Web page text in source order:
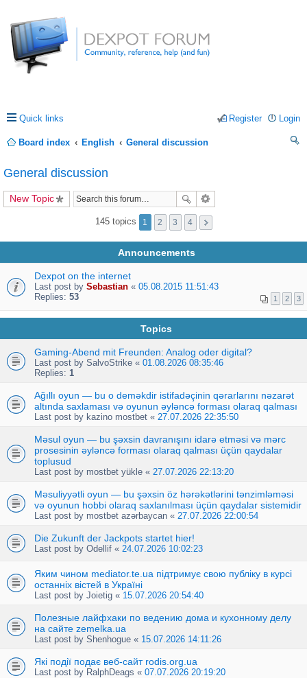
Quick links Login
Register
Board index English
General discussion
General discussion
New Topic
145 topics 1 2 3 4
Announcements
Dexpot on the internet
Last post by Sebastian « 05.08.2015 11:51:43
Replies: 53 1 2 3
Topics
Gaming-Abend mit Freunden: Analog oder digital?
Last post by SalvoStrike « 01.08.2026 08:35:46
Replies: 1
Ağıllı oyun — bu o deməkdir istifadəçinin qərarlarını nəzarət
altında saxlaması və oyunun əyləncə forması olaraq qalması
Last post by kazino mostbet « 27.07.2026 22:35:50
Məsul oyun — bu şəxsin davranışını idarə etməsi və mərc
prosesinin əyləncə forması olaraq qalması üçün qaydalar
toplusud
Last post by mostbet yükle « 27.07.2026 22:13:20
Məsuliyyətli oyun — bu şəxsin öz hərəkətlərini tənzimləməsi
və oyunun hobbi olaraq saxlanılması üçün qaydalar sistemidir
Last post by mostbet azərbaycan « 27.07.2026 22:00:54
Die Zukunft der Jackpots startet hier!
Last post by Odellif « 24.07.2026 10:02:23
Яким чином mediator.te.ua підтримує свою публіку в курсі
останніх вістей в Україні
Last post by Joietig « 15.07.2026 20:54:40
Полезные лайфхаки по ведению дома и кухонному делу
на сайте zemelka.ua
Last post by Shenhogue « 15.07.2026 14:11:26
Які події подає веб-сайт rodis.org.ua
Last post by RalphDeags « 07.07.2026 20:19:20